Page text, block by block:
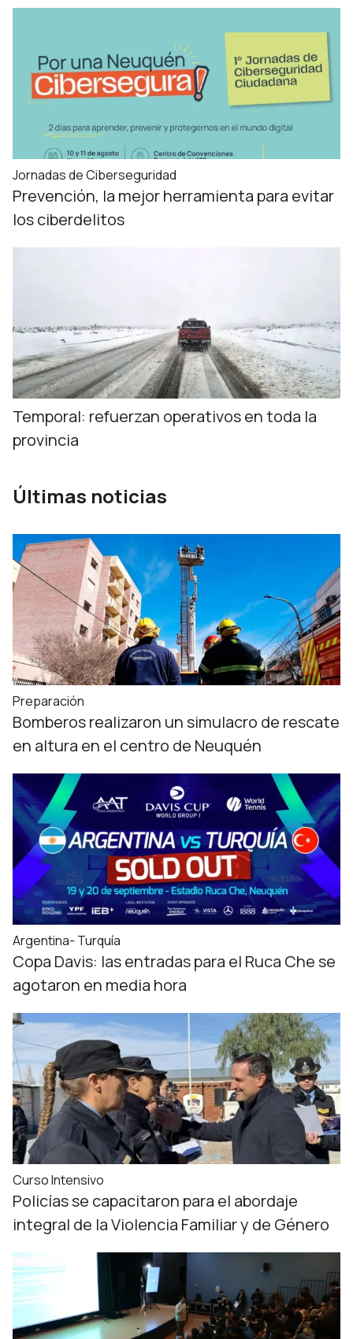
Jornadas de Ciberseguridad
Prevención, la mejor herramienta para evitar
los ciberdelitos
Temporal: refuerzan operativos en toda la
provincia
Últimas noticias
Preparación
Bomberos realizaron un simulacro de rescate
en altura en el centro de Neuquén
Argentina- Turquía
Copa Davis: las entradas para el Ruca Che se
agotaron en media hora
Curso Intensivo
Policías se capacitaron para el abordaje
integral de la Violencia Familiar y de Género